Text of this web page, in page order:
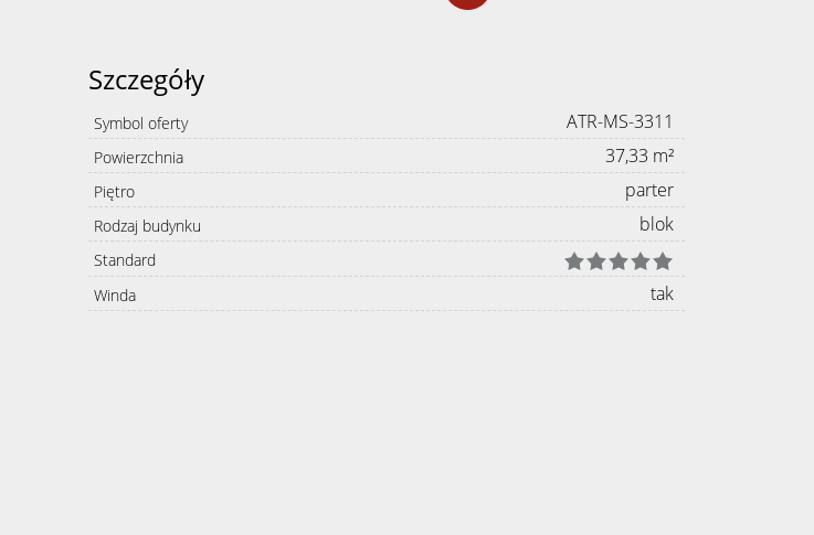
Szczegóły
Symbol oferty ATR-MS-3311
Powierzchnia 37,33 m²
Piętro parter
Rodzaj budynku blok
Standard
Winda
tak